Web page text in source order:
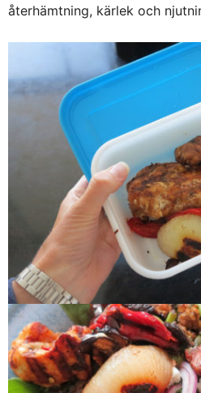
återhämtning, kärlek och